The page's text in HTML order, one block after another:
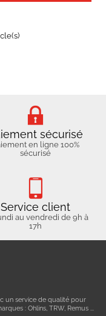
sécurisé
en ligne 100%
sécurisé
Service client
au vendredi de 9h à
17h
un service de qualité pour
: Ohlins, TRW, Remus ...